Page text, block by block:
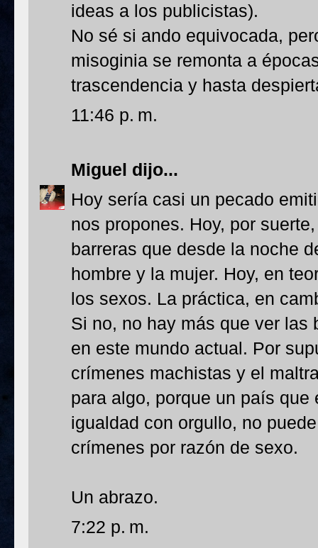
ideas a los publicistas).
No sé si ando equivocada,
misoginia se remonta a
trascendencia y hasta
11:46 p. m.
Miguel dijo...
Hoy sería casi un pecado
nos propones. Hoy, por
barreras que desde la noche
hombre y la mujer. Hoy, en
los sexos. La práctica, en
Si no, no hay más que ver las
en este mundo actual. Por
crímenes machistas y el
para algo, porque un país que
igualdad con orgullo, no
crímenes por razón de sexo.
Un abrazo.
7:22 p. m.